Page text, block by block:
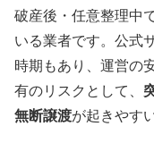
破産後・任意整理中
いる業者です。公式
時期もあり、運営の
有のリスクとして、
無断譲渡が起きやす